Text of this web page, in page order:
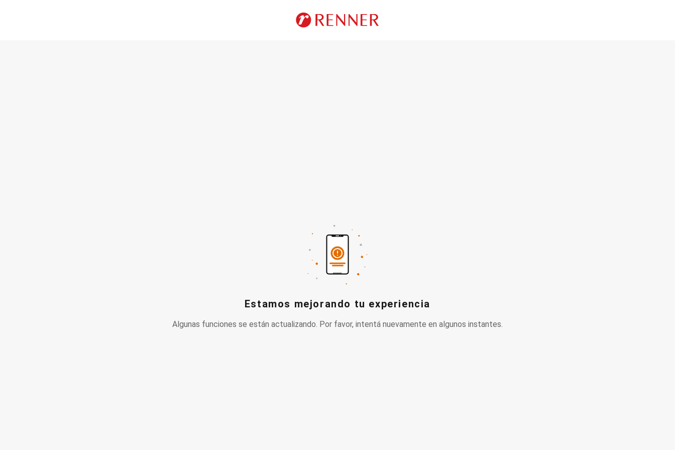
Estamos mejorando tu experiencia
Algunas funciones se están actualizando. Por favor, intentá nuevamente en algunos instantes.